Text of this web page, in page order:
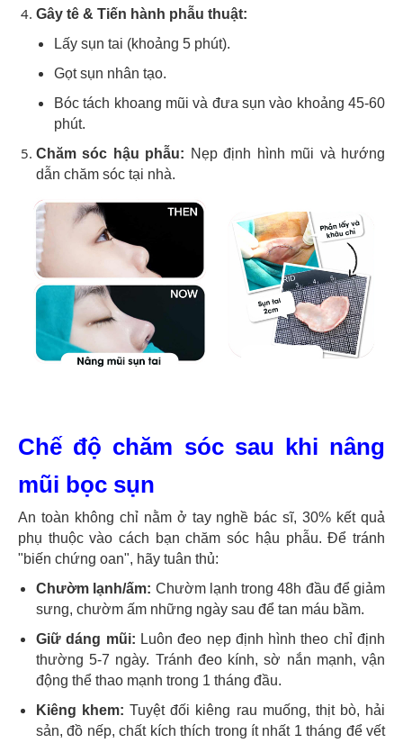
Gây tê & Tiến hành phẫu thuật:
Lấy sụn tai (khoảng 5 phút).
Gọt sụn nhân tạo.
Bóc tách khoang mũi và đưa sụn vào khoảng 45-60
phút.
Chăm sóc hậu phẫu: Nẹp định hình mũi và hướng
dẫn chăm sóc tại nhà.
Chế độ chăm sóc sau khi nâng
mũi bọc sụn
An toàn không chỉ nằm ở tay nghề bác sĩ, 30% kết quả
phụ thuộc vào cách bạn chăm sóc hậu phẫu. Để tránh
"biến chứng oan", hãy tuân thủ:
Chườm lạnh/ấm: Chườm lạnh trong 48h đầu để giảm
sưng, chườm ấm những ngày sau để tan máu bầm.
Giữ dáng mũi: Luôn đeo nẹp định hình theo chỉ định
thường 5-7 ngày. Tránh đeo kính, sờ nắn mạnh, vận
động thể thao mạnh trong 1 tháng đầu.
Kiêng khem: Tuyệt đối kiêng rau muống, thịt bò, hải
sản, đồ nếp, chất kích thích trong ít nhất 1 tháng để vết